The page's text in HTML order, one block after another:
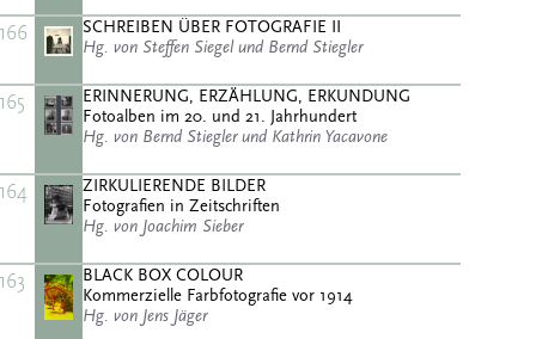
166
SCHREIBEN ÜBER FOTOGRAFIE II
Hg. von Steffen Siegel und Bernd Stiegler
165
ERINNERUNG, ERZÄHLUNG, ERKUNDUNG
Fotoalben im 20. und 21. Jahrhundert
Hg. von Bernd Stiegler und Kathrin Yacavone
164
ZIRKULIERENDE BILDER
Fotografien in Zeitschriften
Hg. von Joachim Sieber
163
BLACK BOX COLOUR
Kommerzielle Farbfotografie vor 1914
Hg. von Jens Jäger